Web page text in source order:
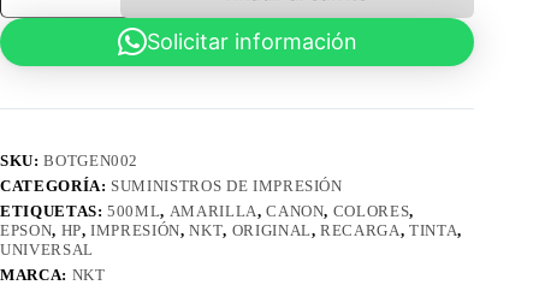
500ml.
NKT
universal
Solicitar información
SKU:BOTGEN002
CATEGORÍA: SUMINISTROS DE IMPRESIÓN
ETIQUETAS:500ML, AMARILLA,CANON, COLORES,
EPSON, HP,IMPRESIÓN,NKT, ORIGINAL,RECARGA,TINTA,
UNIVERSAL
MARCA: NKT